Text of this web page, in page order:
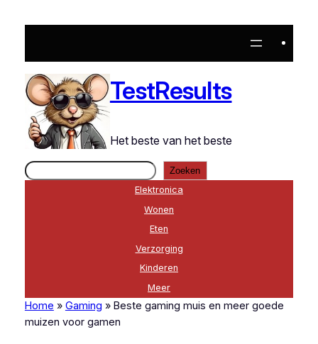
naar
inhoud
TestResults
Het beste van het beste
Zoeken
Zoeken
Elektronica
Wonen
Eten
Verzorging
Kinderen
Meer
Home » Gaming »Beste gaming muis en meer goede
muizen voor gamen